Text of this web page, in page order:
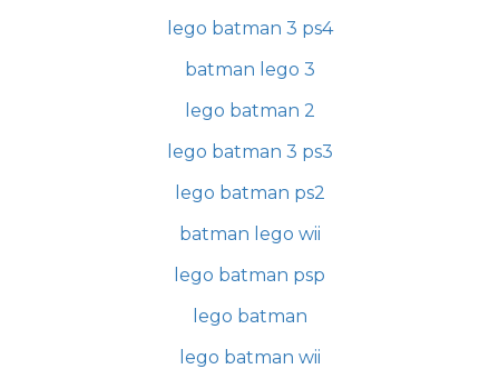
lego batman 3 ps4
batman lego 3
lego batman 2
lego batman 3 ps3
lego batman ps2
batman lego wii
lego batman psp
lego batman
lego batman wii